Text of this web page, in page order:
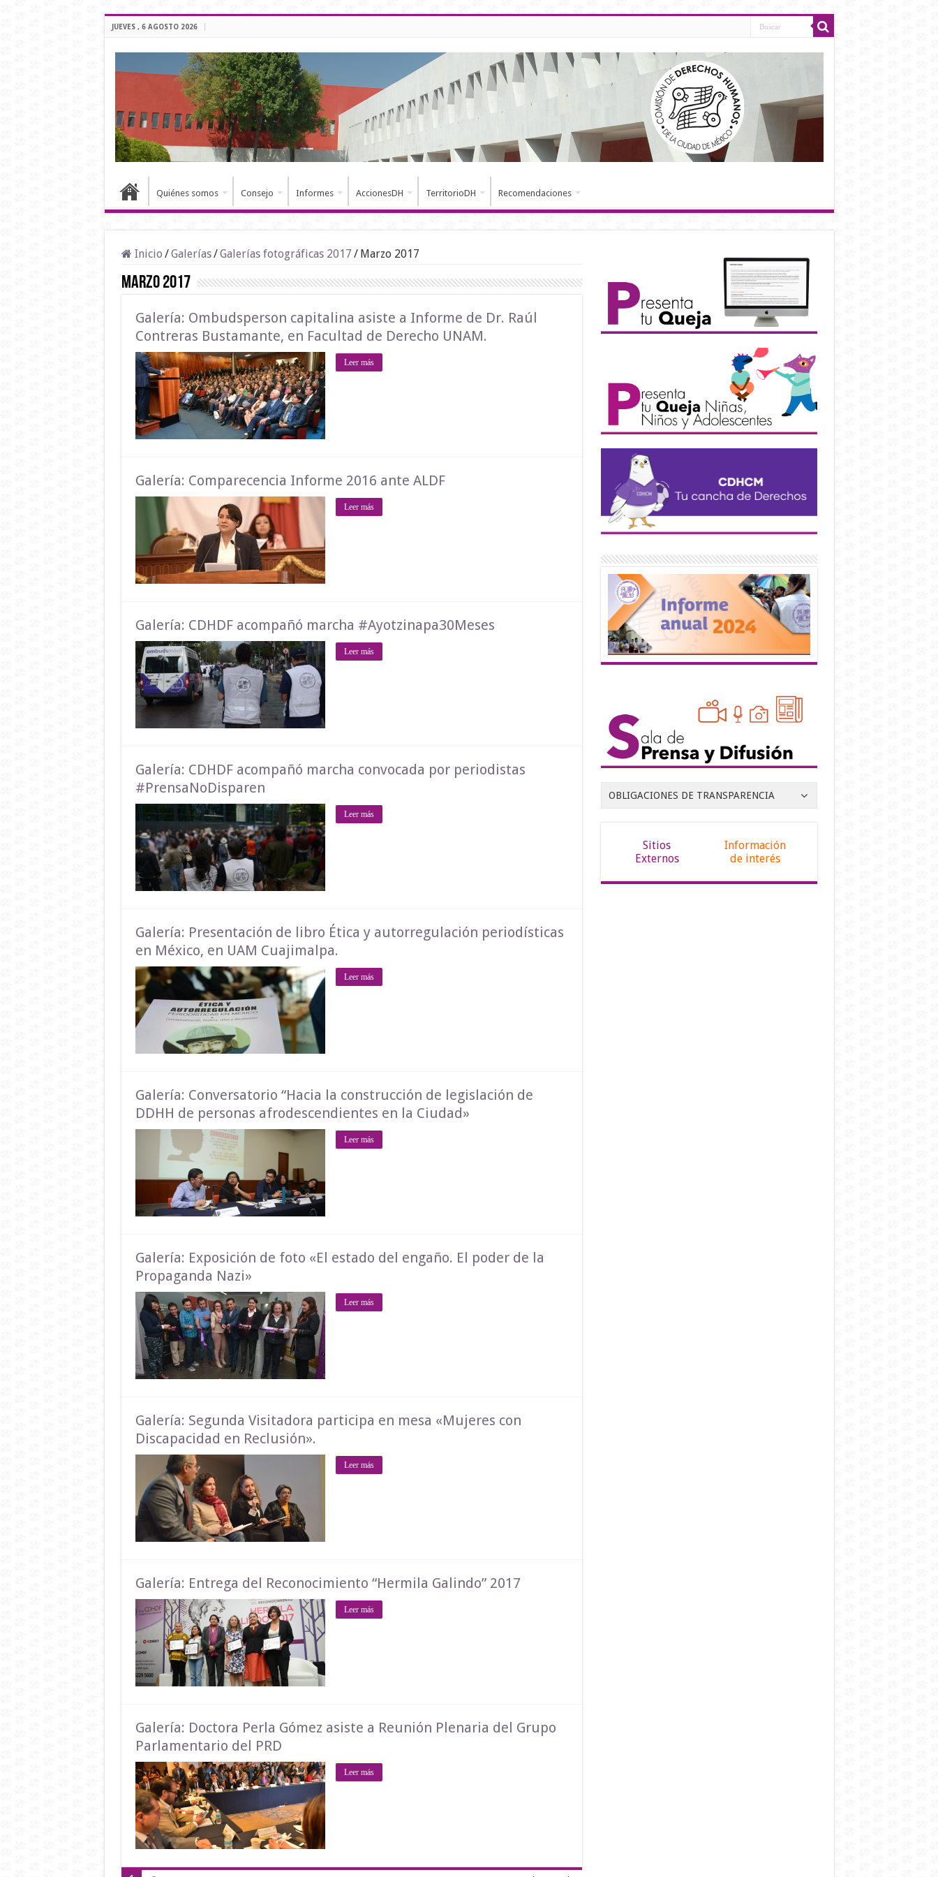
JUEVES , 6 AGOSTO 2026
Quiénes somos Consejo Informes AccionesDH TerritorioDH Recomendaciones
Inicio /Galerías/Galerías fotográficas 2017 / Marzo 2017
Marzo 2017
Galería: Ombudsperson capitalina asiste a Informe de Dr. Raúl
Contreras Bustamante, en Facultad de Derecho UNAM.
Leer más
Galería: Comparecencia Informe 2016 ante ALDF
Leer más
Galería: CDHDF acompañó marcha #Ayotzinapa30Meses
Leer más
Galería: CDHDF acompañó marcha convocada por periodistas
#PrensaNoDisparen
Leer más
Galería: Presentación de libro Ética y autorregulación periodísticas
en México, en UAM Cuajimalpa.
Leer más
Galería: Conversatorio “Hacia la construcción de legislación de
DDHH de personas afrodescendientes en la Ciudad»
Leer más
Galería: Exposición de foto «El estado del engaño. El poder de la
Propaganda Nazi»
Leer más
Galería: Segunda Visitadora participa en mesa «Mujeres con
Discapacidad en Reclusión».
Leer más
Galería: Entrega del Reconocimiento “Hermila Galindo” 2017
Leer más
Galería: Doctora Perla Gómez asiste a Reunión Plenaria del Grupo
Parlamentario del PRD
Leer más
OBLIGACIONES DE TRANSPARENCIA
Sitios
Externos
Información
de interés